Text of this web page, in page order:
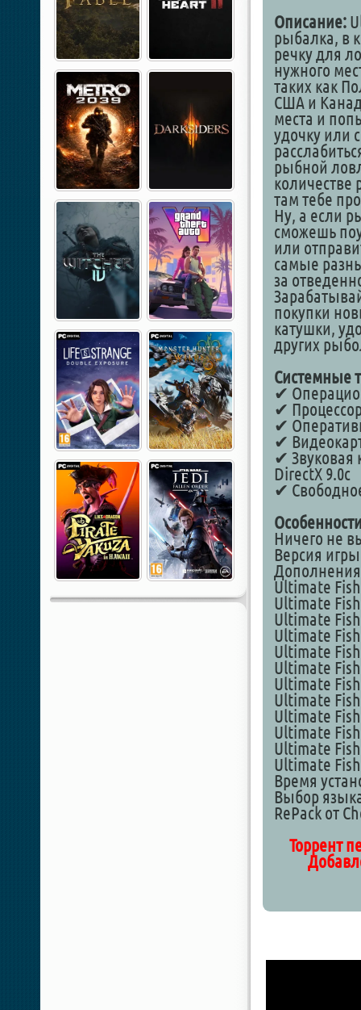
Описание:
рыбалка, в
речку для
нужного
таких как
США и
места и
удочку или
рыбной
там тебе
Ну, а если
сможешь
или
самые
за
покупки
катушки,
других
Системные
✔
✔
✔
✔
✔ Звуковая
DirectX 9.0с
✔
Ничего не
Версия
Ultimate
Ultimate
Ultimate
Ultimate
Ultimate
Ultimate
Ultimate
Ultimate
Ultimate
Ultimate
Ultimate
Ultimate
Время
Выбор
RePack от
Торрент